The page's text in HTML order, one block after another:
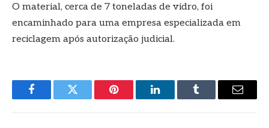
O material, cerca de 7 toneladas de vidro, foi
encaminhado para uma empresa especializada em
reciclagem após autorização judicial.
FacebookTwitter Pinterest LinkedInTumblr
E-